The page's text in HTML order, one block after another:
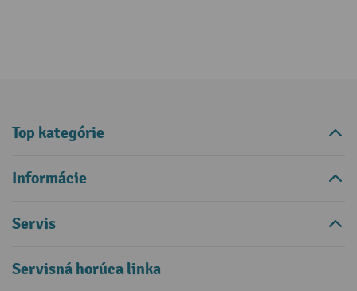
Top kategórie
Informácie
Servis
Servisná horúca linka